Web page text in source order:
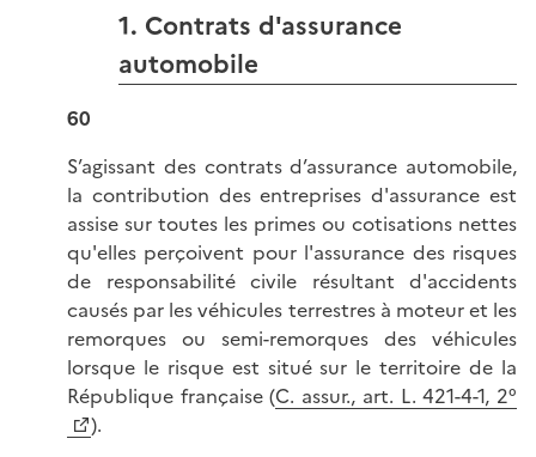
1. Contrats d'assurance
automobile
60
S’agissant des contrats d’assurance automobile,
la contribution des entreprises d'assurance est
assise sur toutes les primes ou cotisations nettes
qu'elles perçoivent pour l'assurance des risques
de responsabilité civile résultant d'accidents
causés par les véhicules terrestres à moteur et les
remorques ou semi-remorques des véhicules
lorsque le risque est situé sur le territoire de la
République française (C. assur., art. L. 421-4-1, 2°
).